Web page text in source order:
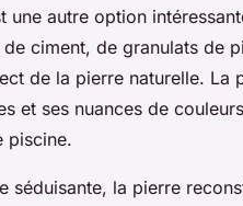
une autre option
ciment, de granulats de
de la pierre naturelle.
et ses nuances de
piscine.
séduisante, la pierre